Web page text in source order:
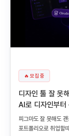
🔥 모집 중
디자인 툴 잘 못
AI로 디자인부
피그마도 잘 못해도
포트폴리오로 취업할